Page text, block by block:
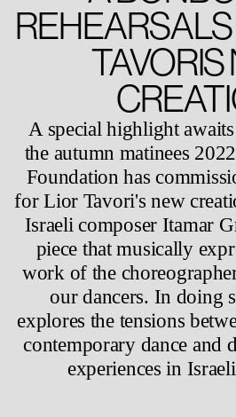
TAVORIS
A special highlight
the autumn matinees
Foundation has
for Lior Tavori's new
Israeli composer Itamar
piece that musically
work of the
our dancers. In doing
explores the tensions
contemporary dance and
experiences in